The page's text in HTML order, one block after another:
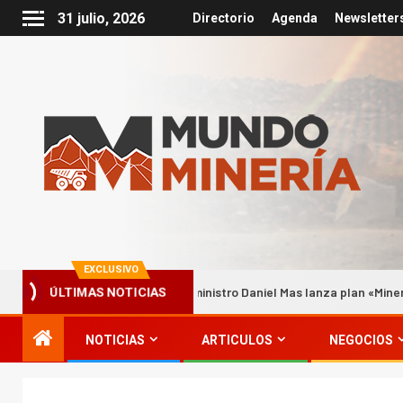
31 julio, 2026 Directorio Agenda
EXCLUSIVO
ÚLTIMAS NOTICIASBiministro Daniel Mas lanza plan «Minería en
NOTICIAS ARTICULOS NEGOCIOS